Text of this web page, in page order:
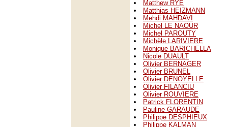
Matthew RYE
Matthias HEIZMANN
Mehdi MAHDAVI
Michel LE NAOUR
Michel PAROUTY
Michèle LARIVIERE
Monique BARICHELLA
Nicole DUAULT
Olivier BERNAGER
Olivier BRUNEL
Olivier DENOYELLE
Olivier FILANCIU
Olivier ROUVIERE
Patrick FLORENTIN
Pauline GARAUDE
Philippe DESPHIEUX
Philippe KALMAN